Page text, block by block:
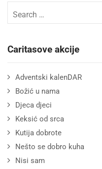
Caritasove akcije
Adventski kalenDAR
Božić u nama
Djeca djeci
Keksić od srca
Kutija dobrote
Nešto se dobro kuha
Nisi sam